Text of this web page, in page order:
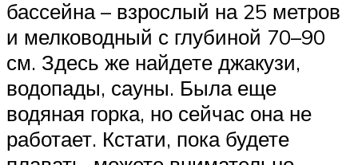
бассейна – взрослый на 25 метров
и мелководный с глубиной 70–90
см. Здесь же найдете джакузи,
водопады, сауны. Была еще
водяная горка, но сейчас она не
работает. Кстати, пока будете